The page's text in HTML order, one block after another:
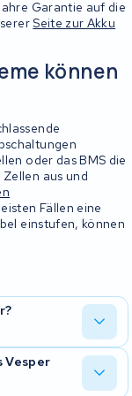
Garantie auf die
Seite zur Akku
können
oder das BMS die
aus und
Fällen eine
einstufen, können
und dem
Diagnose
ist bei KWS
Vesper